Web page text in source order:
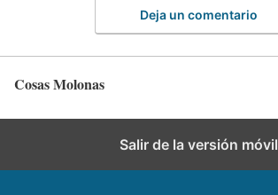
Deja un comentario
Cosas Molonas
Salir de la versión móvil